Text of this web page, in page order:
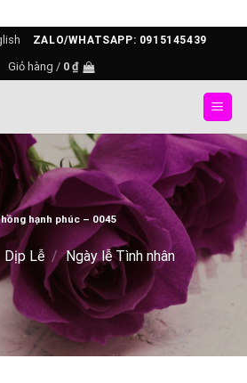
ZALO/WHATSAPP: 0915145439
Giỏ hàng / 0 ₫
hạnh phúc – 0045
Dịp Lễ / Ngày lễ Tình nhân